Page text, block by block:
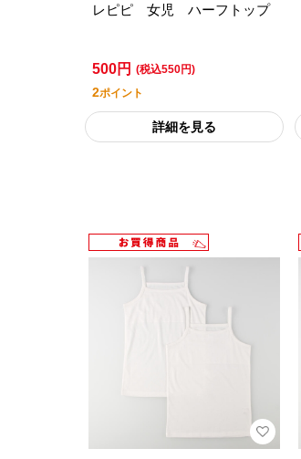
レピピ 女児 ハーフトップ
500円 (税込550円)
2ポイント
詳細を見る